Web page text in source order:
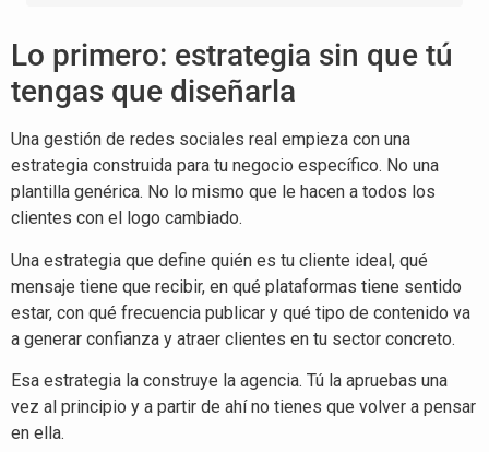
Lo primero: estrategia sin que tú
tengas que diseñarla
Una gestión de redes sociales real empieza con una
estrategia construida para tu negocio específico. No una
plantilla genérica. No lo mismo que le hacen a todos los
clientes con el logo cambiado.
Una estrategia que define quién es tu cliente ideal, qué
mensaje tiene que recibir, en qué plataformas tiene sentido
estar, con qué frecuencia publicar y qué tipo de contenido va
a generar confianza y atraer clientes en tu sector concreto.
Esa estrategia la construye la agencia. Tú la apruebas una
vez al principio y a partir de ahí no tienes que volver a pensar
en ella.